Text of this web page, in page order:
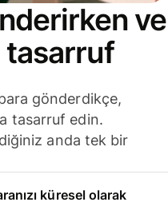
ve
tasarruf
gönderdikçe,
tasarruf edin.
anda tek bir
küresel olarak